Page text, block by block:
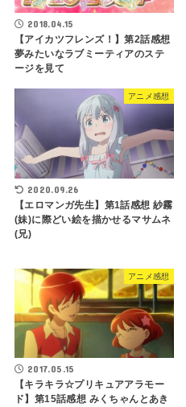
2018.04.15
【アイカツフレンズ！】第2話感想
夢みたいなラブミーティアのステ
ージを見て
アニメ感想
2020.09.26
【エロマンガ先生】第1話感想 紗霧
(妹)に際どい絵を描かせるマサムネ
(兄)
アニメ感想
2017.05.15
【キラキラ☆プリキュアアラモー
ド】第15話感想 みくちゃんとあき